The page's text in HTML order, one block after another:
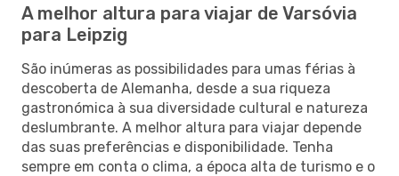
A melhor altura para viajar de Varsóvia
para Leipzig
São inúmeras as possibilidades para umas férias à
descoberta de Alemanha, desde a sua riqueza
gastronómica à sua diversidade cultural e natureza
deslumbrante. A melhor altura para viajar depende
das suas preferências e disponibilidade. Tenha
sempre em conta o clima, a época alta de turismo e o